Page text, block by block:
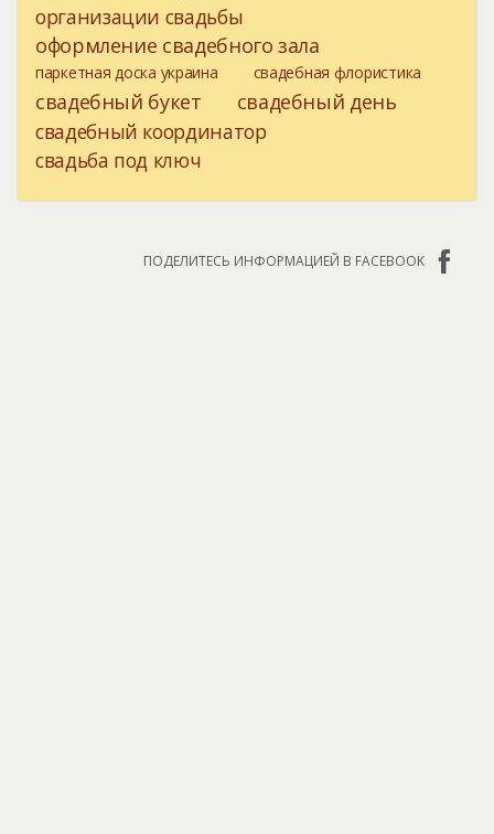
организации свадьбы
оформление свадебного зала
паркетная доска украина свадебная флористика
свадебный букет
свадебный день
свадебный координатор
свадьба под ключ
ПОДЕЛИТЕСЬ ИНФОРМАЦИЕЙ В FACEBOOK